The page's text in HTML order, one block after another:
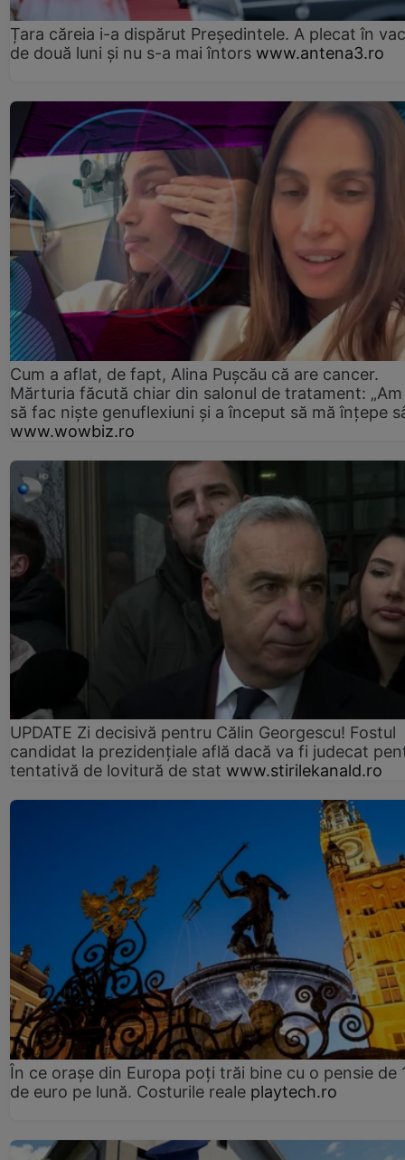
Țara căreia i-a dispărut Președintele. A plecat în
de două luni și nu s-a mai întors www.antena3.ro
Cum a aflat, de fapt, Alina Pușcău că are cancer.
Mărturia făcută chiar din salonul de tratament:
să fac niște genuflexiuni și a început să mă înțepe
www.wowbiz.ro
UPDATE Zi decisivă pentru Călin Georgescu! Fostul
candidat la prezidențiale află dacă va fi judecat
tentativă de lovitură de stat www.stirilekanald.ro
În ce orașe din Europa poți trăi bine cu o pensie de
de euro pe lună. Costurile reale playtech.ro